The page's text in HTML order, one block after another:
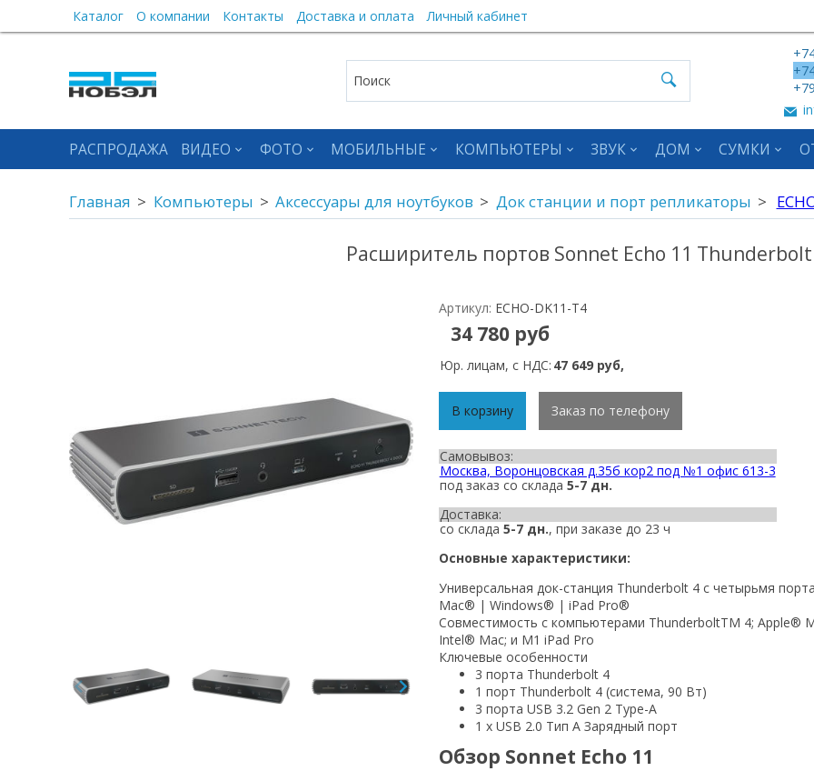
Каталог О компании Контакты Доставка и оплата Личный кабинет
РАСПРОДАЖА ВИДЕО ФОТО МОБИЛЬНЫЕ КОМПЬЮТЕРЫ ЗВУК ДОМ СУМКИ
Главная Компьютеры Аксессуары для ноутбуков Док станции и порт репликаторы
Расширитель портов Sonnet Echo 11 Thunderbolt
Артикул: ECHO-DK11-T4
34 780 руб
Юр. лицам, с НДС: 47 649 руб,
В корзину Заказ по телефону
Самовывоз:
Москва, Воронцовская д.35б кор2 под №1 офис 613-3
под заказ со склада 5-7 дн.
Доставка:
со склада 5-7 дн., при заказе до 23 ч
Основные характеристики:
Универсальная док-станция Thunderbolt 4 с четырьмя
Mac® | Windows® | iPad Pro®
Совместимость с компьютерами ThunderboltTM 4; Apple®
Intel® Mac; и M1 iPad Pro
Ключевые особенности
3 порта Thunderbolt 4
1 порт Thunderbolt 4 (система, 90 Вт)
3 порта USB 3.2 Gen 2 Type-A
1 x USB 2.0 Тип A Зарядный порт
Обзор Sonnet Echo 11